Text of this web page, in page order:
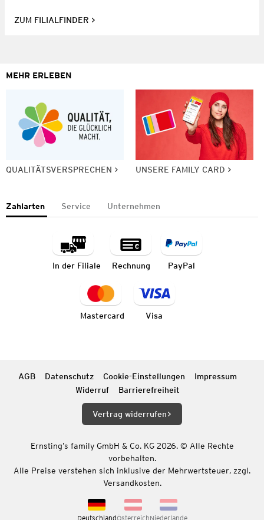
ZUM FILIALFINDER
MEHR ERLEBEN
QUALITÄTSVERSPRECHEN UNSERE FAMILY CARD
Zahlarten Service Unternehmen
In der Filiale Rechnung PayPal
Mastercard Visa
AGB Datenschutz Cookie-Einstellungen
Impressum
Widerruf
Barrierefreiheit
Vertrag widerrufen
Ernsting’s family GmbH & Co. KG 2026. © Alle Rechte
vorbehalten.
Alle Preise verstehen sich inklusive der Mehrwertsteuer, zzgl.
Versandkosten.
DeutschlandÖsterreichNiederlande